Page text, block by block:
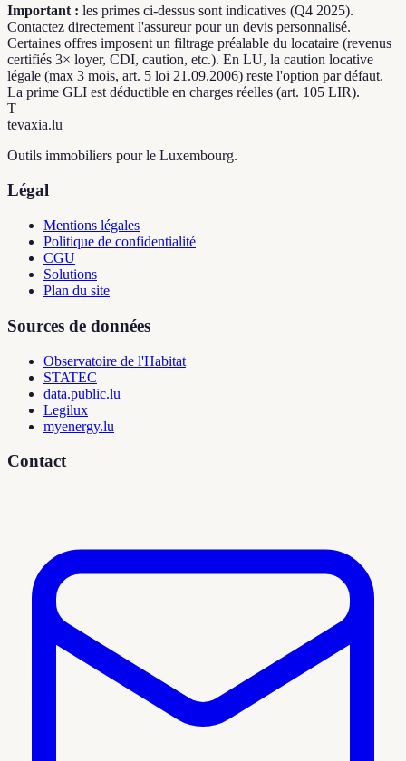
Important : les primes ci-dessus sont indicatives (Q4 2025).
Contactez directement l'assureur pour un devis personnalisé.
Certaines offres imposent un filtrage préalable du locataire (revenus
certifiés 3× loyer, CDI, caution, etc.). En LU, la caution locative
légale (max 3 mois, art. 5 loi 21.09.2006) reste l'option par défaut.
La prime GLI est déductible en charges réelles (art. 105 LIR).
T
tevaxia.lu
Outils immobiliers pour le Luxembourg.
Légal
Mentions légales
Politique de confidentialité
CGU
Solutions
Plan du site
Sources de données
Observatoire de l'Habitat
STATEC
data.public.lu
Legilux
myenergy.lu
Contact